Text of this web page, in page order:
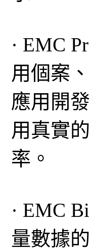
· EMC
用個案
應用開
用真實
率。
· EMC
量數據